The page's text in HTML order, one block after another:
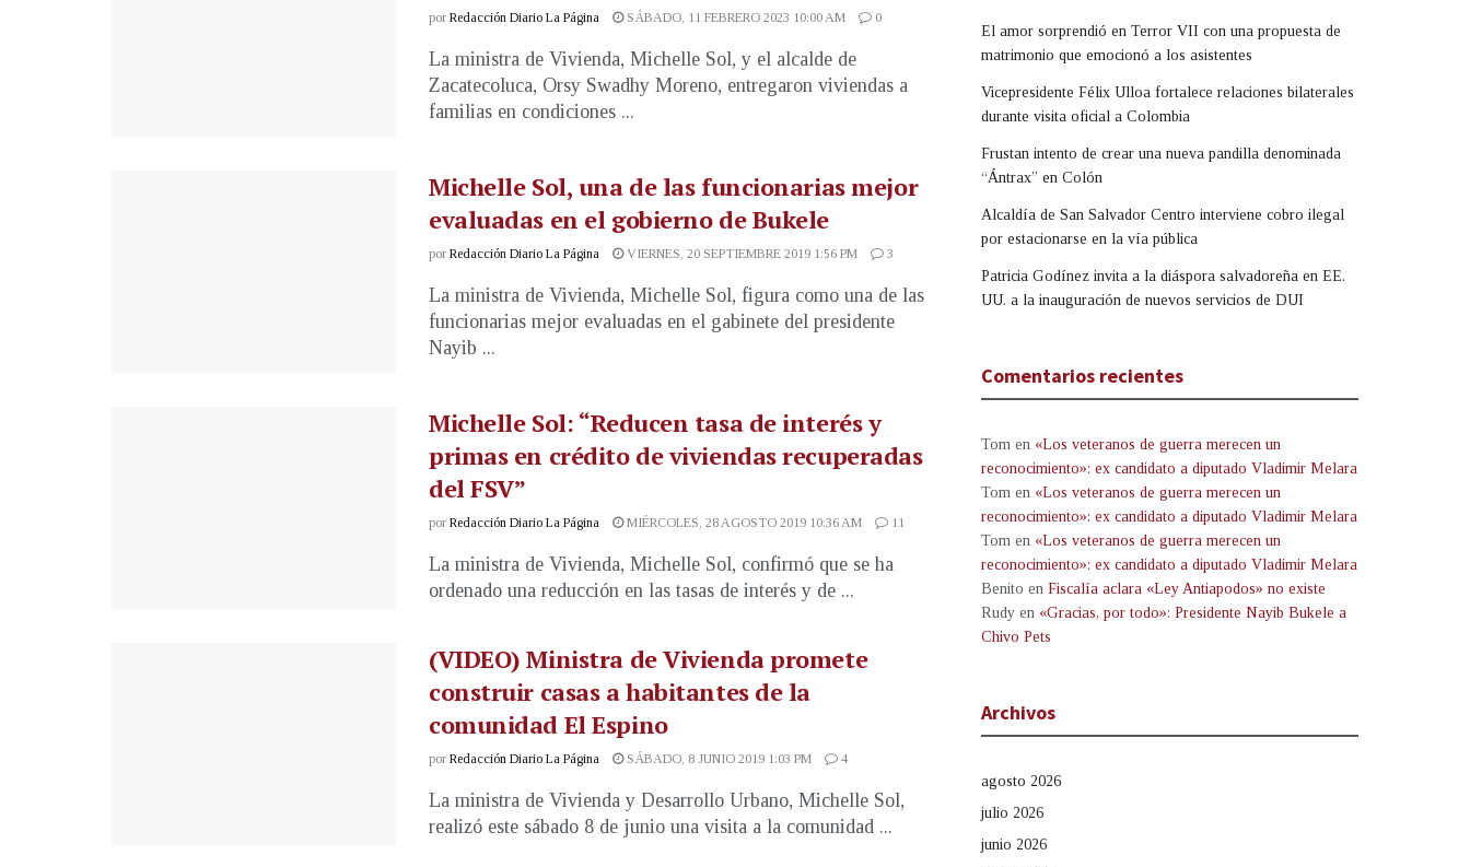
por Redacción Diario La Página SÁBADO, 11 FEBRERO 2023 10:00 AM 0
La ministra de Vivienda, Michelle Sol, y el alcalde de
Zacatecoluca, Orsy Swadhy Moreno, entregaron viviendas a
familias en condiciones ...
Michelle Sol, una de las funcionarias mejor
evaluadas en el gobierno de Bukele
por Redacción Diario La Página VIERNES, 20 SEPTIEMBRE 2019 1:56 PM 3
La ministra de Vivienda, Michelle Sol, figura como una de las
funcionarias mejor evaluadas en el gabinete del presidente
Nayib ...
Michelle Sol: “Reducen tasa de interés y
primas en crédito de viviendas recuperadas
del FSV”
por Redacción Diario La Página MIÉRCOLES, 28 AGOSTO 2019 10:36 AM 11
La ministra de Vivienda, Michelle Sol, confirmó que se ha
ordenado una reducción en las tasas de interés y de ...
(VIDEO) Ministra de Vivienda promete
construir casas a habitantes de la
comunidad El Espino
por Redacción Diario La Página SÁBADO, 8 JUNIO 2019 1:03 PM 4
La ministra de Vivienda y Desarrollo Urbano, Michelle Sol,
realizó este sábado 8 de junio una visita a la comunidad ...
El amor sorprendió en Terror VII con una propuesta de
matrimonio que emocionó a los asistentes
Vicepresidente Félix Ulloa fortalece relaciones bilaterales
durante visita oficial a Colombia
Frustan intento de crear una nueva pandilla denominada
“Ántrax” en Colón
Alcaldía de San Salvador Centro interviene cobro ilegal
por estacionarse en la vía pública
Patricia Godínez invita a la diáspora salvadoreña en EE.
UU. a la inauguración de nuevos servicios de DUI
Comentarios recientes
Tom en «Los veteranos de guerra merecen un
reconocimiento»: ex candidato a diputado Vladimir Melara
Tom en «Los veteranos de guerra merecen un
reconocimiento»: ex candidato a diputado Vladimir Melara
Tom en «Los veteranos de guerra merecen un
reconocimiento»: ex candidato a diputado Vladimir Melara
Benito en Fiscalía aclara «Ley Antiapodos» no existe
Rudy en «Gracias, por todo»: Presidente Nayib Bukele a
Chivo Pets
Archivos
agosto 2026
julio 2026
junio 2026